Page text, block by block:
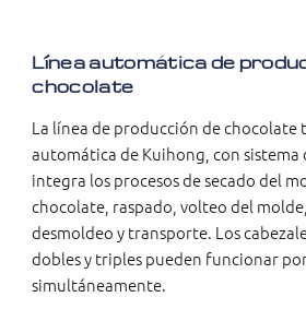
Línea automática de
chocolate
La línea de producción de
automática de Kuihong, con sistema
integra los procesos de secado del
chocolate, raspado, volteo del
desmoldeo y transporte. Los
dobles y triples pueden funcionar
simultáneamente.